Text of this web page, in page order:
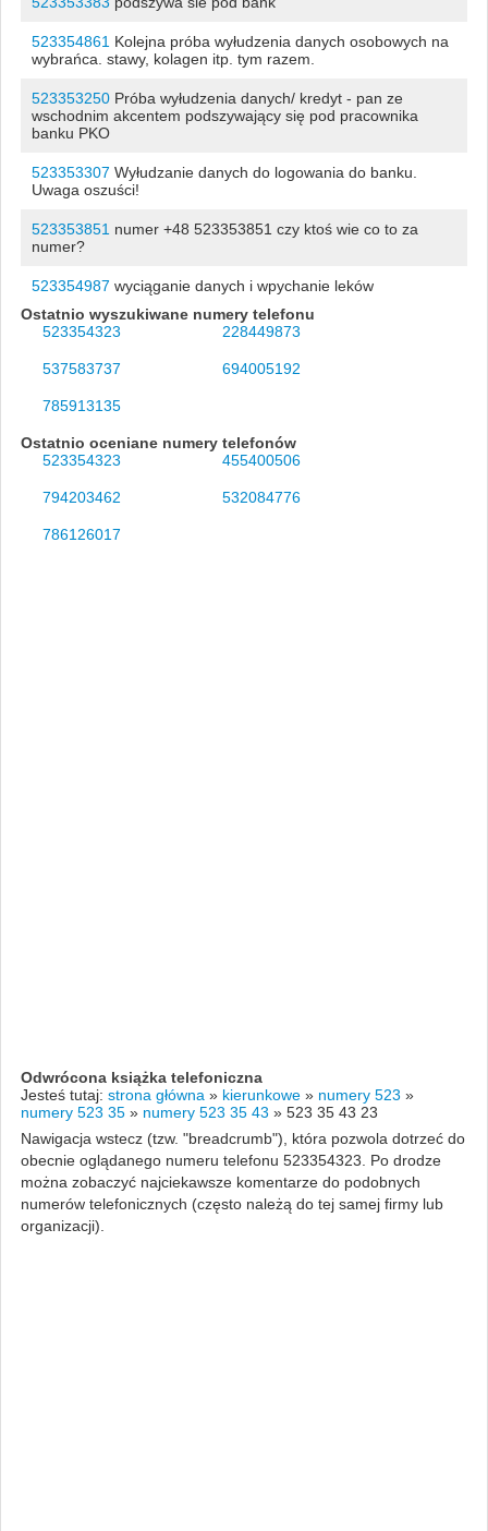
523354861 Kolejna próba wyłudzenia danych osobowych na
wybrańca. stawy, kolagen itp. tym razem.
523353250Próba wyłudzenia danych/ kredyt - pan ze
wschodnim akcentem podszywający się pod pracownika
banku PKO
523353307 Wyłudzanie danych do logowania do banku.
Uwaga oszuści!
523353851 numer +48 523353851 czy ktoś wie co to za
numer?
523354987 wyciąganie danych i wpychanie leków
Ostatnio wyszukiwane numery telefonu
523354323
228449873
537583737 694005192
785913135
Ostatnio oceniane numery telefonów
523354323
455400506
794203462 532084776
786126017
Odwrócona książka telefoniczna
Jesteś tutaj: strona główna » kierunkowe » numery 523 »
numery 523 35 » numery 523 35 43 » 523 35 43 23
Nawigacja wstecz (tzw. "breadcrumb"), która pozwola dotrzeć do
obecnie oglądanego numeru telefonu 523354323. Po drodze
można zobaczyć najciekawsze komentarze do podobnych
numerów telefonicznych (często należą do tej samej firmy lub
organizacji).